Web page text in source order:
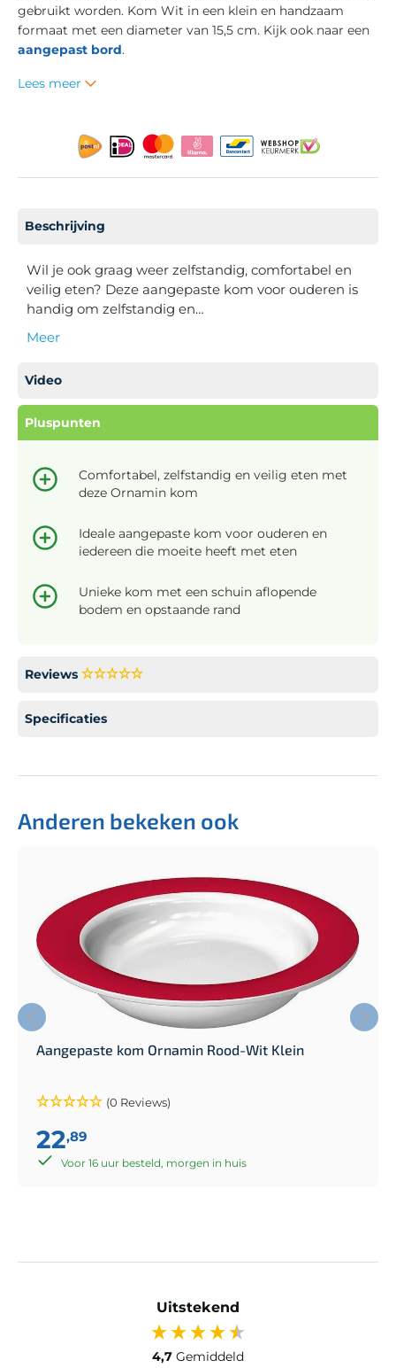
gebruikt worden. Kom Wit in een klein en handzaam
formaat met een diameter van 15,5 cm. Kijk ook naar een
aangepast bord.
Lees meer
Beschrijving
Wil je ook graag weer zelfstandig, comfortabel en
veilig eten? Deze aangepaste kom voor ouderen is
handig om zelfstandig en…
Meer
Video
Pluspunten
Comfortabel, zelfstandig en veilig eten met
deze Ornamin kom
Ideale aangepaste kom voor ouderen en
iedereen die moeite heeft met eten
Unieke kom met een schuin aflopende
bodem en opstaande rand
Reviews
Specificaties
Anderen bekeken ook
Aangepaste kom Ornamin Rood-Wit Klein
(0 Reviews)
22,89
Voor 16 uur besteld, morgen in huis
Uitstekend
4,7 Gemiddeld